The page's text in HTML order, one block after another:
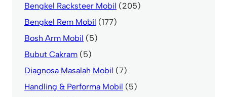
Bengkel Racksteer Mobil (205)
Bengkel Rem Mobil (177)
Bosh Arm Mobil (5)
Bubut Cakram (5)
Diagnosa Masalah Mobil (7)
Handling & Performa Mobil (5)